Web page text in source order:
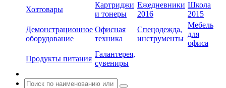
Хозтовары
Картриджи
и тонеры
Ежедневники
2016
Школа
2015
Демонстрационное
оборудование
Офисная
техника
Спецодежда,
инструменты
Мебель
для
офиса
Продукты питания
Галантерея,
сувениры